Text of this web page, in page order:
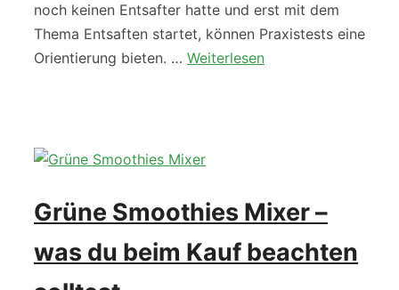
noch keinen Entsafter hatte und erst mit dem
Thema Entsaften startet, können Praxistests eine
Orientierung bieten. … Weiterlesen
Grüne Smoothies Mixer –
was du beim Kauf beachten